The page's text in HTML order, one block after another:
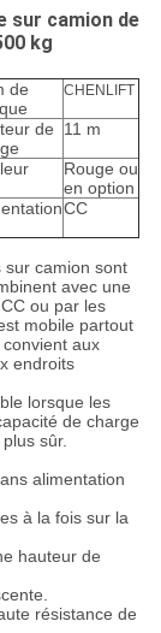
sur camion de
kg​
de
CHENLIFT
de
11 m
Rouge ou
en option
CC
sur camion sont
avec une
ou par les
mobile partout
aux
endroits
lorsque les
de charge
sûr.
alimentation
à la fois sur la
hauteur de
résistance de